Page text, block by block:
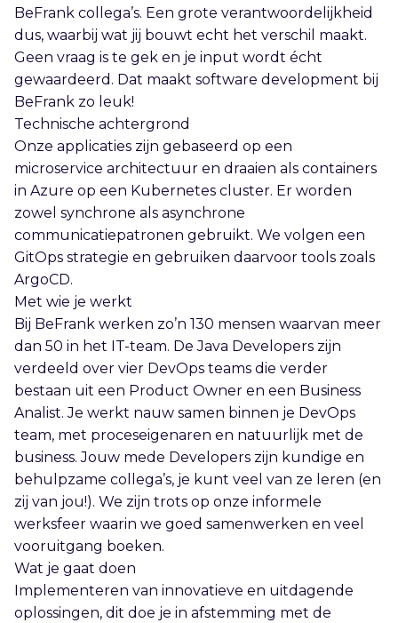
BeFrank collega’s. Een grote verantwoordelijkheid
dus, waarbij wat jij bouwt echt het verschil maakt.
Geen vraag is te gek en je input wordt écht
gewaardeerd. Dat maakt software development bij
BeFrank zo leuk!
Technische achtergrond
Onze applicaties zijn gebaseerd op een
microservice architectuur en draaien als containers
in Azure op een Kubernetes cluster. Er worden
zowel synchrone als asynchrone
communicatiepatronen gebruikt. We volgen een
GitOps strategie en gebruiken daarvoor tools zoals
ArgoCD.
Met wie je werkt
Bij BeFrank werken zo’n 130 mensen waarvan meer
dan 50 in het IT-team. De Java Developers zijn
verdeeld over vier DevOps teams die verder
bestaan uit een Product Owner en een Business
Analist. Je werkt nauw samen binnen je DevOps
team, met proceseigenaren en natuurlijk met de
business. Jouw mede Developers zijn kundige en
behulpzame collega’s, je kunt veel van ze leren (en
zij van jou!). We zijn trots op onze informele
werksfeer waarin we goed samenwerken en veel
vooruitgang boeken.
Wat je gaat doen
Implementeren van innovatieve en uitdagende
oplossingen, dit doe je in afstemming met de